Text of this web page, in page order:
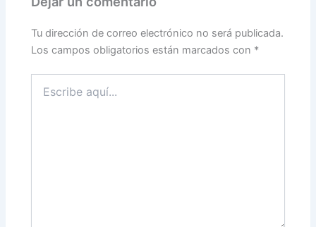
Tu dirección de correo electrónico no será publicada.
Los campos obligatorios están marcados con *
aquí...